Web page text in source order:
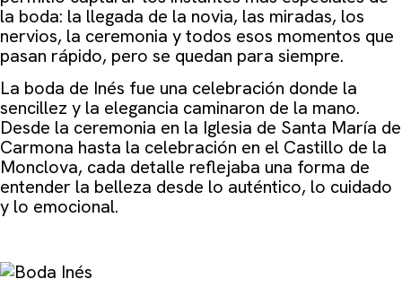
la boda: la llegada de la novia, las miradas, los
nervios, la ceremonia y todos esos momentos que
pasan rápido, pero se quedan para siempre.
La boda de Inés fue una celebración donde la
sencillez y la elegancia caminaron de la mano.
Desde la ceremonia en la Iglesia de Santa María de
Carmona hasta la celebración en el Castillo de la
Monclova, cada detalle reflejaba una forma de
entender la belleza desde lo auténtico, lo cuidado
y lo emocional.